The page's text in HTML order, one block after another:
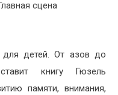
сцена
детей. От азов до
книгу Гюзель
памяти, внимания,